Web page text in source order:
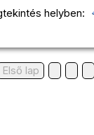
helyben:
Első lap